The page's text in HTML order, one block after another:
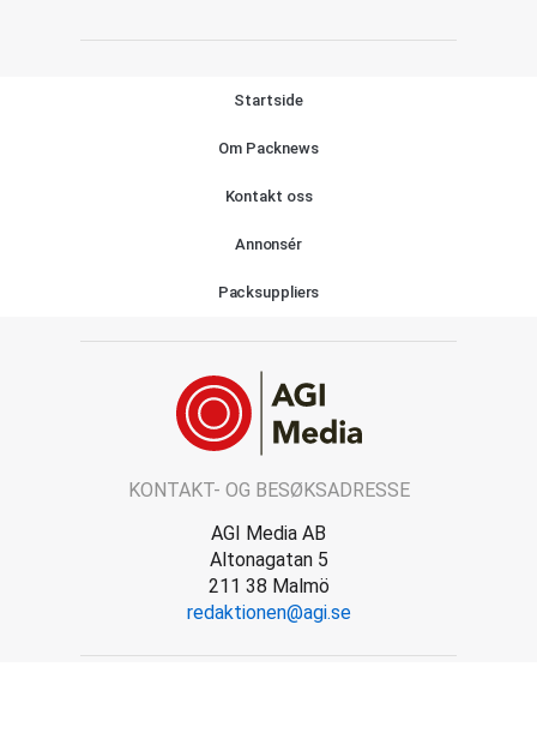
Startside
Om Packnews
Kontakt oss
Annonsér
Packsuppliers
KONTAKT- OG BESØKSADRESSE
AGI Media AB
Altonagatan 5
211 38 Malmö
redaktionen@agi.se